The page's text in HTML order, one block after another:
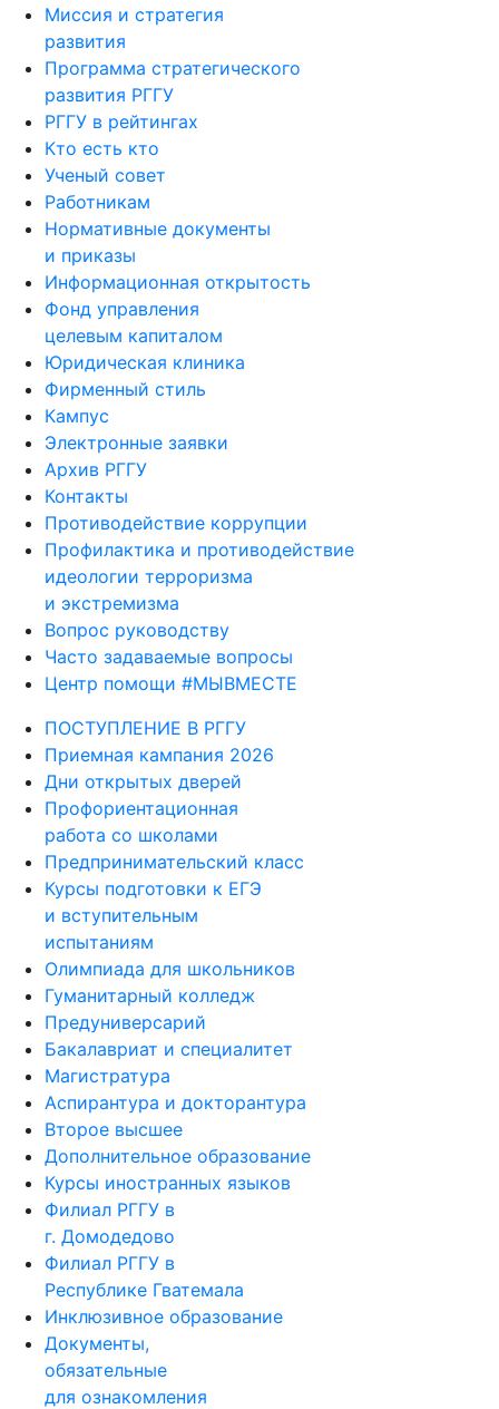
Миссия и стратегия
развития
Программа стратегического
развития РГГУ
РГГУ в рейтингах
Кто есть кто
Ученый совет
Работникам
Нормативные документы
и приказы
Информационная открытость
Фонд управления
целевым капиталом
Юридическая клиника
Фирменный стиль
Кампус
Электронные заявки
Архив РГГУ
Контакты
Противодействие коррупции
Профилактика и противодействие
идеологии терроризма
и экстремизма
Вопрос руководству
Часто задаваемые вопросы
Центр помощи #МЫВМЕСТЕ
ПОСТУПЛЕНИЕ В РГГУ
Приемная кампания 2026
Дни открытых дверей
Профориентационная
работа со школами
Предпринимательский класс
Курсы подготовки к ЕГЭ
и вступительным
испытаниям
Олимпиада для школьников
Гуманитарный колледж
Предуниверсарий
Бакалавриат и специалитет
Магистратура
Аспирантура и докторантура
Второе высшее
Дополнительное образование
Курсы иностранных языков
Филиал РГГУ в
г. Домодедово
Филиал РГГУ в
Республике Гватемала
Инклюзивное образование
Документы,
обязательные
для ознакомления